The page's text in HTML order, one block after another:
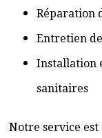
Réparation
Entretien
Installation
sanitaires
Notre service